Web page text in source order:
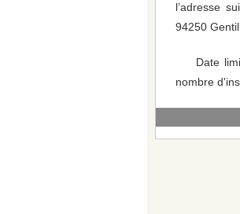
l’adresse
94250
Date
nombre